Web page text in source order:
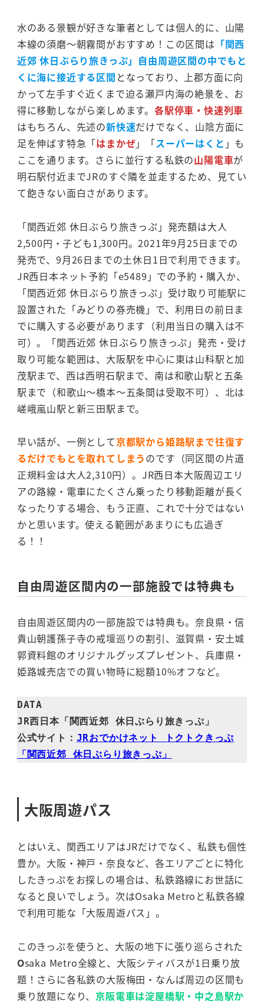
水のある景観が好きな筆者としては個人的に、山陽
本線の須磨～朝霧間がおすすめ！この区間は 「関西
近郊 休日ぶらり旅きっぷ」自由周遊区間の中でもと
くに海に接近する区間 となっており、上郡方面に向
かって左手すぐ近くまで迫る瀬戸内海の絶景を、お
得に移動しながら楽しめます。 各駅停車・快速列車
はもちろん、先述の新快速だけでなく、山陰方面に
足を伸ばす特急「はまかぜ」「スーパーはくと 」も
ここを通ります。さらに並行する私鉄の山陽電車が
明石駅付近までJRのすぐ隣を並走するため、見てい
て飽きない面白さがあります。
「関西近郊 休日ぶらり旅きっぷ」発売額は大人
2,500円・子ども1,300円。2021年9月25日までの
発売で、9月26日までの土休日1日で利用できます。
JR西日本ネット予約「e5489」での予約・購入か、
「関西近郊 休日ぶらり旅きっぷ」受け取り可能駅に
設置された「みどりの券売機」で、利用日の前日ま
でに購入する必要があります（利用当日の購入は不
可）。「関西近郊 休日ぶらり旅きっぷ」発売・受け
取り可能な範囲は、大阪駅を中心に東は山科駅と加
茂駅まで、西は西明石駅まで、南は和歌山駅と五条
駅まで（和歌山～橋本～五条間は受取不可）、北は
嵯峨嵐山駅と新三田駅まで。
早い話が、一例として京都駅から姫路駅まで往復す
るだけでもとを取れてしまうのです（同区間の片道
正規料金は大人2,310円）。JR西日本大阪周辺エリ
アの路線・電車にたくさん乗ったり移動距離が長く
なったりする場合、もう正直、これで十分ではない
かと思います。使える範囲があまりにも広過ぎ
る！！
自由周遊区間内の一部施設では特典も
自由周遊区間内の一部施設では特典も。奈良県・信
貴山朝護孫子寺の戒壇巡りの割引、滋賀県・安土城
郭資料館のオリジナルグッズプレゼント、兵庫県・
姫路城売店での買い物時に総額10%オフなど。
DATA
JR西日本「関西近郊 休日ぶらり旅きっぷ」
公式サイト： JRおでかけネット トクトクきっぷ
「関西近郊 休日ぶらり旅きっぷ」
大阪周遊パス
とはいえ、関西エリアはJRだけでなく、私鉄も個性
豊か。大阪・神戸・奈良など、各エリアごとに特化
したきっぷをお探しの場合は、私鉄路線にお世話に
なると良いでしょう。次はOsaka Metroと私鉄各線
で利用可能な「大阪周遊パス」。
このきっぷを使うと、大阪の地下に張り巡らされた
Osaka Metro全線と、大阪シティバスが1日乗り放
題！さらに各私鉄の大阪梅田・なんば周辺の区間も
乗り放題になり、 京阪電車は淀屋橋駅・中之島駅か